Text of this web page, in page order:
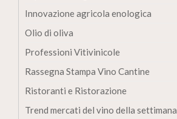
Innovazione agricola enologica
Olio di oliva
Professioni Vitivinicole
Rassegna Stampa Vino Cantine
Ristoranti e Ristorazione
Trend mercati del vino della settimana